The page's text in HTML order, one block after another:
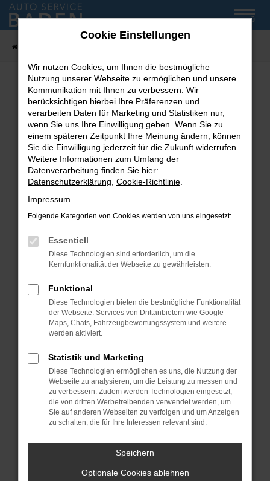
Zum
Hauptinhalt
MENÜ
Fehler: Network Error
Beim Laden ist ein Fehler aufgetreten.
Hier sind ein paar Tipps, die dir helfen können:
Überprüfe deine Firewall und deine
Internetverbindung.
Laden andere Webseiten, zum Beispiel deine
Suchmaschine?
Prüfe deine Browsererweiterungen.
können das Laden bestimmter Seiten
verhindern. Funktioniert die Seite in einem
Fenster?
Starte dein Gerät neu.
Das kann manchmal helfen, vorübergehende
Probleme zu beheben.
Betriebssystem auf dem neuesten Stand
sind.
Veraltete Software birgt nicht nur ein
Sicherheitsrisiko, sondern kann auch dazu
führen, dass bestimmte Funktionen nicht mehr
unterstützt werden.
Wende dich an den Webseitenbetreiber.
Wenn du alle oben genannten Schritte versucht
hast, kontaktiere uns bitte. Wir werden
Cookie Einstellungen
Wir nutzen Cookies, um Ihnen die bestmögliche
Nutzung unserer Webseite zu ermöglichen und unsere
Kommunikation mit Ihnen zu verbessern. Wir
berücksichtigen hierbei Ihre Präferenzen und
verarbeiten Daten für Marketing und Statistiken nur,
wenn Sie uns Ihre Einwilligung geben. Wenn Sie zu
einem späteren Zeitpunkt Ihre Meinung ändern, können
Sie die Einwilligung jederzeit für die Zukunft widerrufen.
Weitere Informationen zum Umfang der
Datenverarbeitung finden Sie hier:
Datenschutzerklärung Cookie-Richtlinie
Impressum
Folgende Kategorien von Cookies werden von uns eingesetzt:
Essentiell
Diese Technologien sind erforderlich, um die
Kernfunktionalität der Webseite zu gewährleisten.
Funktional
Diese Technologien bieten die bestmögliche Funktionalität
der Webseite. Services von Drittanbietern wie Google
Maps, Chats, Fahrzeugbewertungssystem und weitere
werden aktiviert.
Statistik und Marketing
Diese Technologien ermöglichen es uns, die Nutzung der
Webseite zu analysieren, um die Leistung zu messen und
zu verbessern. Zudem werden Technologien eingesetzt,
die von dritten Werbetreibenden verwendet werden, um
Sie auf anderen Webseiten zu verfolgen und um Anzeigen
zu schalten, die für Ihre Interessen relevant sind.
Speichern
Optionale Cookies ablehnen